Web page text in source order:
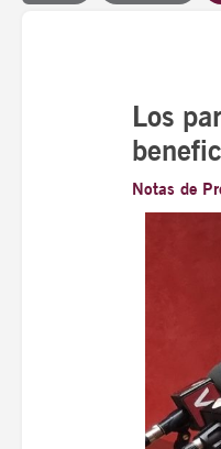
Los
Notas de